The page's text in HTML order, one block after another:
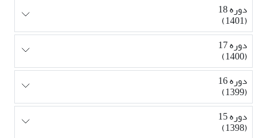
دوره 18
(1401)
دوره 17
(1400)
دوره 16
(1399)
دوره 15
(1398)